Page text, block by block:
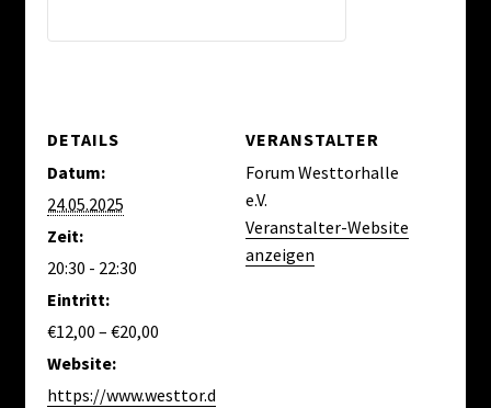
DETAILS
Datum:
24.05.2025
Zeit:
20:30 - 22:30
Eintritt:
€12,00 – €20,00
Website:
https://www.westtor.d
VERANSTALTER
Forum Westtorhalle
e.V.
Veranstalter-Website
anzeigen